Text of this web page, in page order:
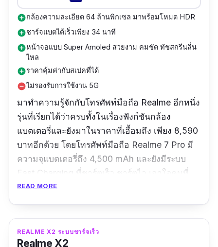
add_circleกล้องความละเอียด 64 ล้านพิกเซล มาพร้อมโหมด HDR
add_circleชาร์จแบตได้เร็วเพียง 34 นาที
add_circleหน้าจอแบบ Super Amoled สวยงาม คมชัด ทัชสกรีนลื่น
ไหล
add_circleราคาคุ้มค่ากับสเปคที่ได้
remove_circleไม่รองรับการใช้งาน 5G
มาทำความรู้จักกับโทรศัพท์มือถือ Realme อีกหนึ่ง
รุ่นที่เรียกได้ว่าครบทั้งในเรื่องฟังก์ชันกล้อง
แบตเตอรี่และยังมาในราคาที่เอื้อมถึง เพียง 8,590
บาทอีกด้วย โดยโทรศัพท์มือถือ Realme 7 Pro มี
ความจุแบตเตอรี่ถึง 4,500 mAh และยังมีระบบ
Fast Charging ที่ชาร์ตเร็ว ชาร์ตไว เอาใจคนที่
ต้องใช้งานโทรศัพท์กันแบบยาว ๆ อีกด้วย
หลัง ที่มีมาถึง 4 เลนส์ ไม่ว่าจะเป็น
เลนส์Ultrawide, Macro, Depth และเลนส์กล้อง
READ MORE
REALME X2 ระบบชาร์จเร็ว
Realme X2